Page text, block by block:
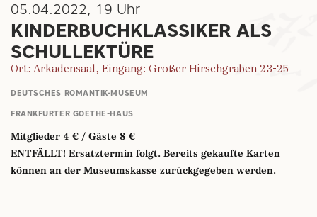
05.04.2022, 19 Uhr
KINDERBUCHKLASSIKER ALS
SCHULLEKTÜRE
Ort: Arkadensaal, Eingang: Großer Hirschgraben 23-25
DEUTSCHES ROMANTIK-MUSEUM
FRANKFURTER GOETHE-HAUS
Mitglieder 4 € / Gäste 8 €
ENTFÄLLT! Ersatztermin folgt. Bereits gekaufte Karten
können an der Museumskasse zurückgegeben werden.